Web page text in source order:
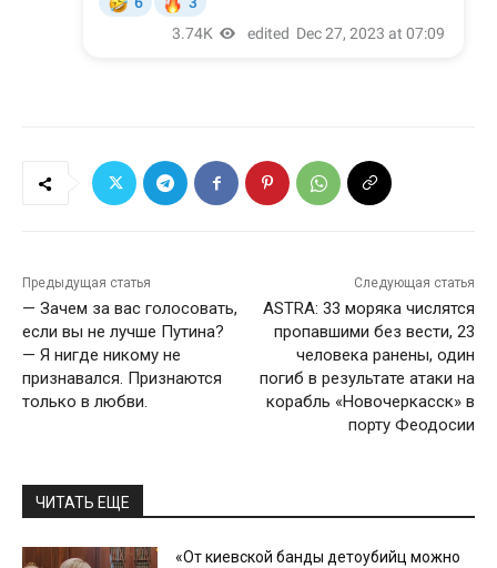
Предыдущая статья
— Зачем за вас голосовать,
если вы не лучше Путина?
— Я нигде никому не
признавался. Признаются
только в любви.
Следующая статья
ASTRA: 33 моряка числятся
пропавшими без вести, 23
человека ранены, один
погиб в результате атаки на
корабль «Новочеркасск» в
порту Феодосии
ЧИТАТЬ ЕЩЕ
«От киевской банды детоубийц можно